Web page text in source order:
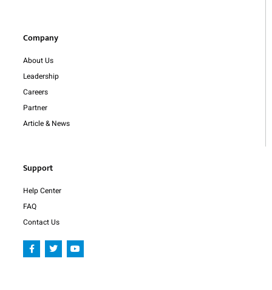
Company
About Us
Leadership
Careers
Partner
Article & News
Support
Help Center
FAQ
Contact Us
F
a
c
T
w
i
Y
o
u